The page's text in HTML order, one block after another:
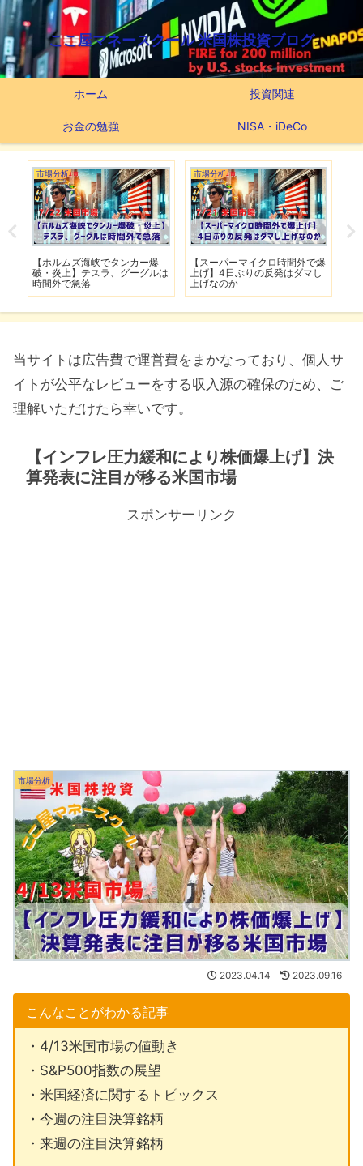
ここ屋マネースクール 米国株投資ブログ
ホーム 投資関連
お金の勉強 NISA・iDeCo
市場分析
【ホルムズ海峡でタンカー爆
破・炎上】テスラ、グーグルは
時間外で急落
市場分析
【スーパーマイクロ時間外で爆
上げ】4日ぶりの反発はダマし
上げなのか
当サイトは広告費で運営費をまかなっており、個人サ
イトが公平なレビューをする収入源の確保のため、ご
理解いただけたら幸いです。
【インフレ圧力緩和により株価爆上げ】決
算発表に注目が移る米国市場
スポンサーリンク
市場分析
2023.04.14 2023.09.16
こんなことがわかる記事
・4/13米国市場の値動き
・S&P500指数の展望
・米国経済に関するトピックス
・今週の注目決算銘柄
・来週の注目決算銘柄